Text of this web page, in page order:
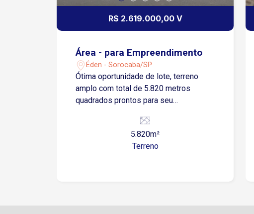
R$ 2.619.000,00 V
Área - para Empreendimento
Éden - Sorocaba/SP
Ótima oportunidade de lote, terreno
amplo com total de 5.820 metros
quadrados prontos para seu
5.820m²
Terreno